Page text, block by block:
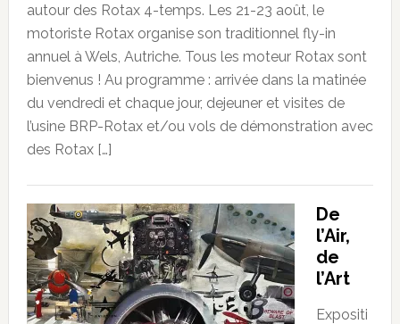
autour des Rotax 4-temps. Les 21-23 août, le
motoriste Rotax organise son traditionnel fly-in
annuel à Wels, Autriche. Tous les moteur Rotax sont
bienvenus ! Au programme : arrivée dans la matinée
du vendredi et chaque jour, dejeuner et visites de
l’usine BRP-Rotax et/ou vols de démonstration avec
des Rotax […]
De
l’Air,
de
l’Art
Expositi